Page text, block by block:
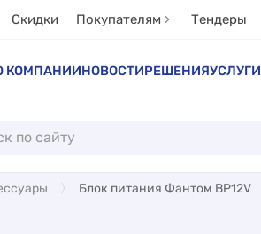
Скидки Покупателям Тендеры
КОМПАНИИНОВОСТИРЕШЕНИЯУСЛУГИ
Блок питания Фантом BP12V